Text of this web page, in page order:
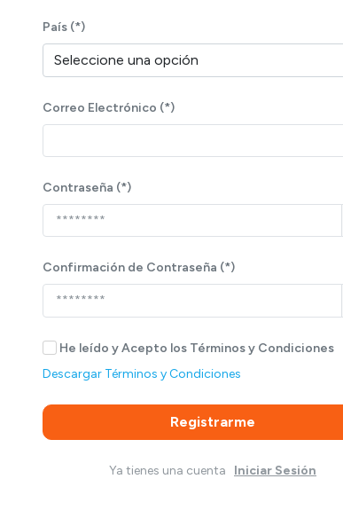
País (*)
Seleccione una opción
Correo Electrónico (*)
Contraseña (*)
Confirmación de Contraseña (*)
He leído y Acepto los Términos y Condiciones
Descargar Términos y Condiciones
Registrarme
Ya tienes una cuenta Iniciar Sesión